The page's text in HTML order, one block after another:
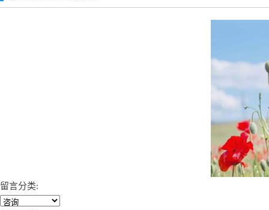
留言分类: